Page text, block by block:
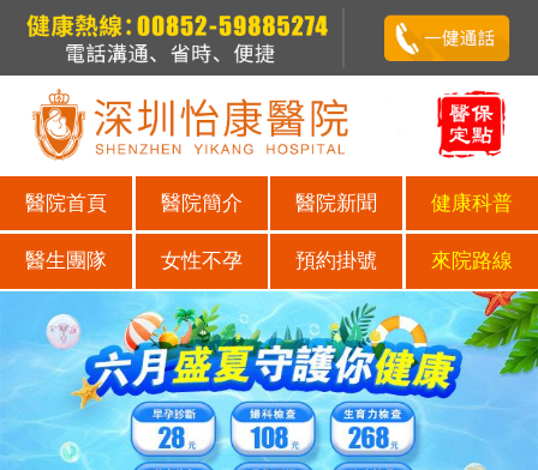
醫院首頁 醫院簡介 醫院新聞 健康科普
醫生團隊 女性不孕 預約掛號 來院路線